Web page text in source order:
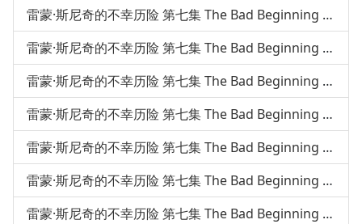
雷蒙·斯尼奇的不幸历险 第七集 The Bad Beginning 第49课
雷蒙·斯尼奇的不幸历险 第七集 The Bad Beginning 第47课
雷蒙·斯尼奇的不幸历险 第七集 The Bad Beginning 第46课
雷蒙·斯尼奇的不幸历险 第七集 The Bad Beginning 第45课
雷蒙·斯尼奇的不幸历险 第七集 The Bad Beginning 第44课
雷蒙·斯尼奇的不幸历险 第七集 The Bad Beginning 第43课
雷蒙·斯尼奇的不幸历险 第七集 The Bad Beginning 第42课